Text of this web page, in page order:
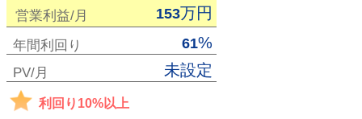
営業利益/月 153万円
年間利回り 61%
PV/月 未設定
利回り10%以上